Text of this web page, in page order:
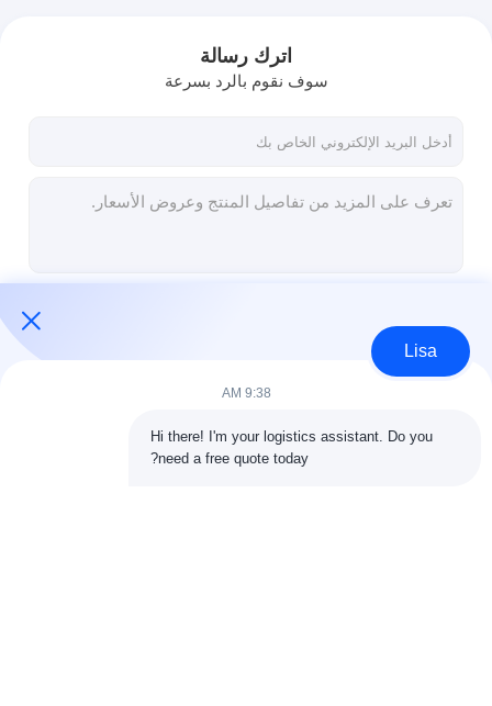
الشحن الدولي إلى الأمام
النقل بالسكك الحديدية
الشحن إلى أمازون
اترك رسالة
سوف نقوم بالرد بسرعة
Lisa
9:38 AM
Hi there! I'm your logistics assistant. Do you
need a free quote today?